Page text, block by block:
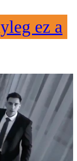
ez a